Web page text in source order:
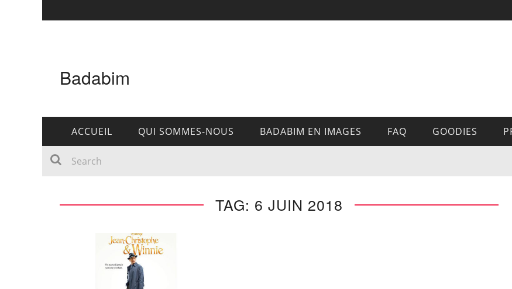
Badabim
ACCUEIL QUI SOMMES-NOUS BADABIM EN IMAGES FAQ GOODIES
TAG: 6 JUIN 2018